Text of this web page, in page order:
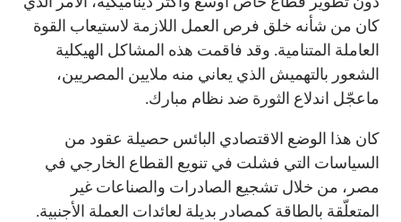
كان من شأنه خلق فرص العمل اللازمة لاستيعاب القوة
العاملة المتنامية. وقد فاقمت هذه المشاكل الهيكلية
الشعور بالتهميش الذي يعاني منه ملايين المصريين،
ماعجّل اندلاع الثورة ضد نظام مبارك.
كان هذا الوضع الاقتصادي البائس حصيلة عقود من
السياسات التي فشلت في تنويع القطاع الخارجي في
مصر، من خلال تشجيع الصادرات والصناعات غير
المتعلّقة بالطاقة كمصادر بديلة لعائدات العملة الأجنبية.